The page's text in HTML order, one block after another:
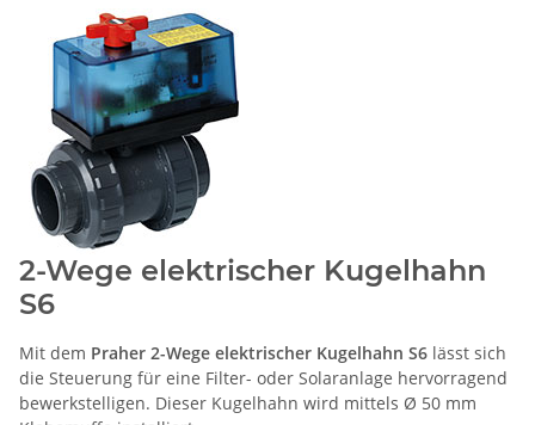
2-Wege elektrischer Kugelhahn
S6
Mit dem Praher 2-Wege elektrischer Kugelhahn S6 lässt sich
die Steuerung für eine Filter- oder Solaranlage hervorragend
bewerkstelligen. Dieser Kugelhahn wird mittels Ø 50 mm